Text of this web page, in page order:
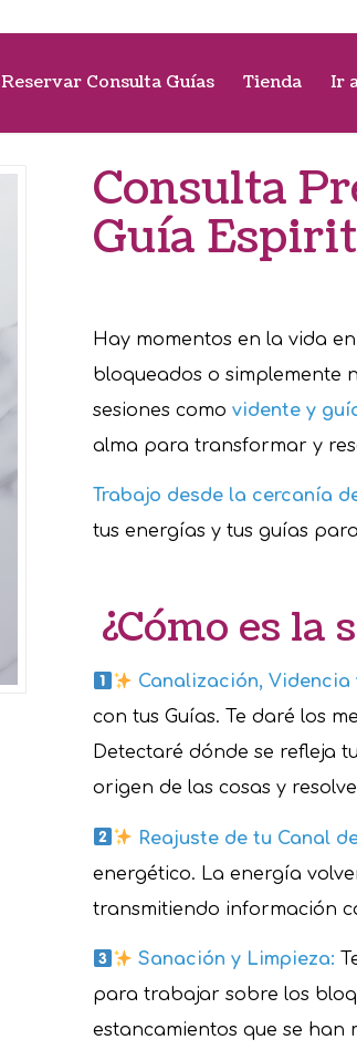
Reservar Consulta Guías Tienda Ir
Consulta
Guía
Hay momentos en la vida
bloqueados o simplemente
sesiones como vidente y
alma para transformar y
Trabajo desde la cercanía
tus energías y tus guías
¿Cómo es la
Canalización, Videncia
con tus Guías. Te daré los
Detectaré dónde se refleja
origen de las cosas y
Reajuste de tu Canal
energético. La energía
transmitiendo información
Sanación y Limpieza:
para trabajar sobre los
estancamientos que se han